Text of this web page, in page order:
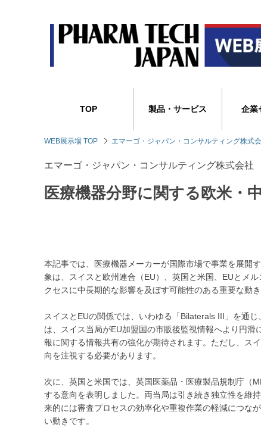
TOP 製品・サービス 企業
WEB展示場 TOP エマーゴ・ジャパン・コンサルティング株式
エマーゴ・ジャパン・コンサルティング株式会社
医療機器分野に関する欧米・
本記事では、医療機器メーカーが国際市場で事業を展開
象は、スイスと欧州連合（EU）、英国と米国、EUとメ
クセスに中長期的な影響を及ぼす可能性のある重要な動き
スイスとEUの関係では、いわゆる「Bilaterals III」を通
は、スイス当局がEU加盟国の市販後監視情報へより円
報に関する情報共有の強化が期待されます。ただし、ス
向を注視する必要があります。
次に、英国と米国では、英国医薬品・医療製品規制庁（
する意向を表明しました。両当局は引き続き独立性を維
来的には審査プロセスの効率化や重複作業の軽減につな
い動きです。